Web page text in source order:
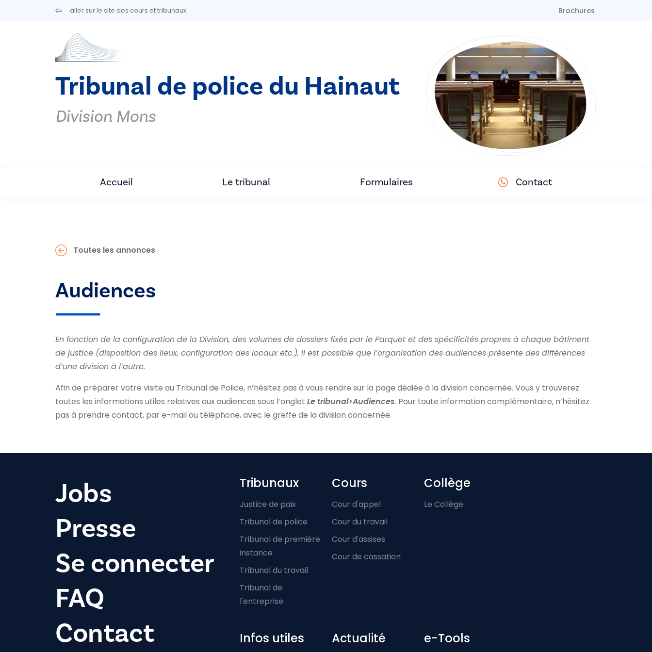
Aller au contenu principalaller sur le site des cours et tribunaux Brochures
Tribunal de police du Hainaut
Division Mons
Accueil Le tribunal Formulaires Contact
Toutes les annonces
Audiences
En fonction de la configuration de la Division, des volumes de dossiers fixés par le Parquet et des spécificités propres à chaque bâtiment
de justice (disposition des lieux, configuration des locaux etc.), il est possible que l’organisation des audiences présente des différences
d’une division à l’autre.
Afin de préparer votre visite au Tribunal de Police, n’hésitez pas à vous rendre sur la page dédiée à la division concernée. Vous y trouverez
toutes les informations utiles relatives aux audiences sous l’onglet Le tribunal>Audiences. Pour toute information complémentaire, n’hésitez
pas à prendre contact, par e-mail ou téléphone, avec le greffe de la division concernée.
Jobs
Presse
Se connecter
FAQ
Contact
Footer-menu
Tribunaux
Justice de paix
Tribunal de police
Tribunal de première
instance
Tribunal du travail
Tribunal de
l'entreprise
Cours
Cour d'appel
Cour du travail
Cour d'assises
Cour de cassation
Collège
Le Collège
Infos utiles Actualité e-Tools